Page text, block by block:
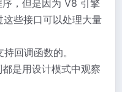
，但是因为 V8 引擎
些接口可以处理大量
回调函数的。
是用设计模式中观察